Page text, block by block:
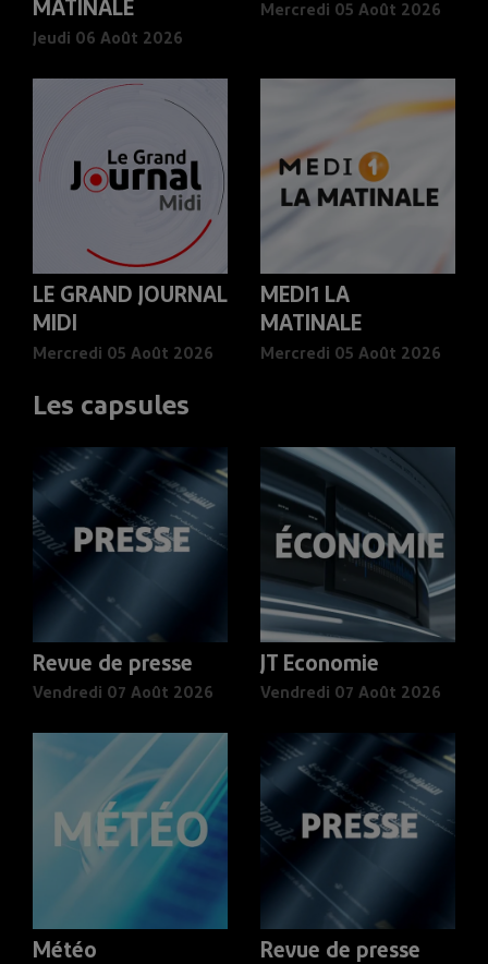
MATINALE
Jeudi 06 Août 2026
Mercredi 05 Août 2026
LE GRAND JOURNAL
MIDI
Mercredi 05 Août 2026
MEDI1 LA
MATINALE
Mercredi 05 Août 2026
Les capsules
Revue de presse
Vendredi 07 Août 2026
JT Economie
Vendredi 07 Août 2026
Météo Revue de presse